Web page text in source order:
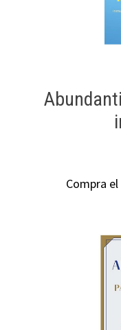
Compra